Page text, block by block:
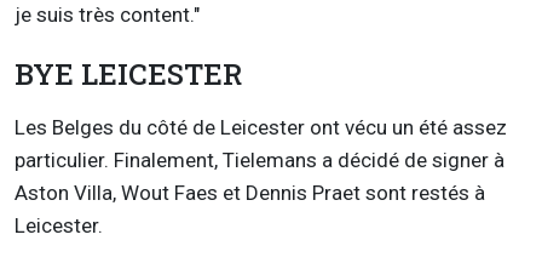
je suis très content."
BYE LEICESTER
Les Belges du côté de Leicester ont vécu un été assez
particulier. Finalement, Tielemans a décidé de signer à
Aston Villa, Wout Faes et Dennis Praet sont restés à
Leicester.